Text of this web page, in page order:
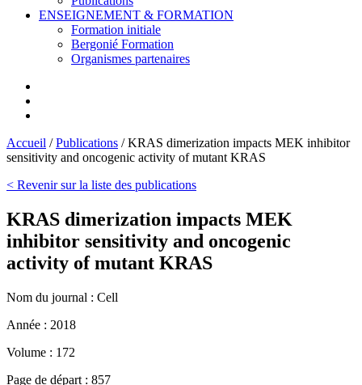
ENSEIGNEMENT & FORMATION
Formation initiale
Bergonié Formation
Organismes partenaires
Accueil /Publications /KRAS dimerization impacts MEK inhibitor
sensitivity and oncogenic activity of mutant KRAS
< Revenir sur la liste des publications
KRAS dimerization impacts MEK
inhibitor sensitivity and oncogenic
activity of mutant KRAS
Nom du journal : Cell
Année : 2018
Volume : 172
Page de départ : 857